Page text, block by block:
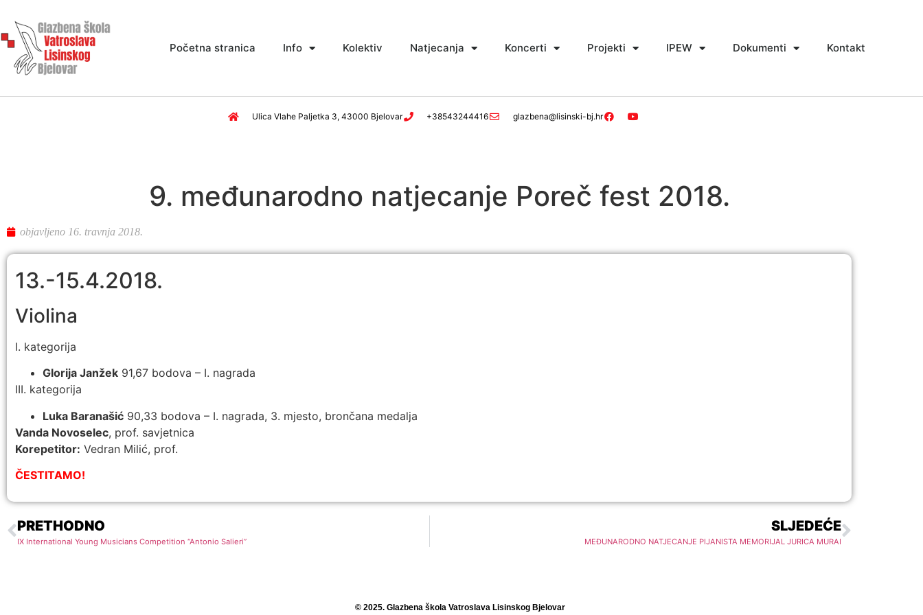
Početna stranica Info Kolektiv Natjecanja Koncerti Projekti IPEW Dokumenti Kontakt
Ulica Vlahe Paljetka 3, 43000 Bjelovar +38543244416 glazbena@lisinski-bj.hr
9. međunarodno natjecanje Poreč fest 2018.
objavljeno 16. travnja 2018.
13.-15.4.2018.
Violina
I. kategorija
Glorija Janžek 91,67 bodova – I. nagrada
III. kategorija
Luka Baranašić 90,33 bodova – I. nagrada, 3. mjesto, brončana medalja
Vanda Novoselec, prof. savjetnica
Korepetitor: Vedran Milić, prof.
ČESTITAMO!
PRETHODNO
IX International Young Musicians Competition “Antonio Salieri”
SLJEDEĆE
MEĐUNARODNO NATJECANJE PIJANISTA MEMORIJAL JURICA MURAI
© 2025. Glazbena škola Vatroslava Lisinskog Bjelovar